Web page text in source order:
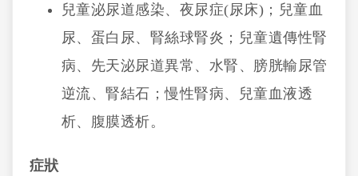
兒童泌尿道感染、夜尿症(尿床)；兒童血
尿、蛋白尿、腎絲球腎炎；兒童遺傳性腎
病、先天泌尿道異常、水腎、膀胱輸尿管
逆流、腎結石；慢性腎病、兒童血液透
析、腹膜透析。
症狀